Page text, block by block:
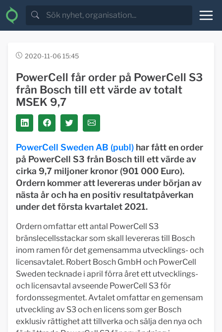
2020-11-06 15:45
PowerCell får order på PowerCell S3
från Bosch till ett värde av totalt
MSEK 9,7
PowerCell Sweden AB (publ) har fått en order
på PowerCell S3 från Bosch till ett värde av
cirka 9,7 miljoner kronor (901 000 Euro).
Ordern kommer att levereras under början av
nästa år och ha en positiv resultatpåverkan
under det första kvartalet 2021.
Ordern omfattar ett antal PowerCell S3
bränslecellsstackar som skall levereras till Bosch
inom ramen för det gemensamma utvecklings- och
licensavtalet. Robert Bosch GmbH och PowerCell
Sweden tecknade i april förra året ett utvecklings-
och licensavtal avseende PowerCell S3 för
fordonssegmentet. Avtalet omfattar en gemensam
utveckling av S3 och en licens som ger Bosch
exklusiv rättighet att tillverka och sälja den nya och